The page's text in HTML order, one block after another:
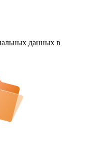
данных в